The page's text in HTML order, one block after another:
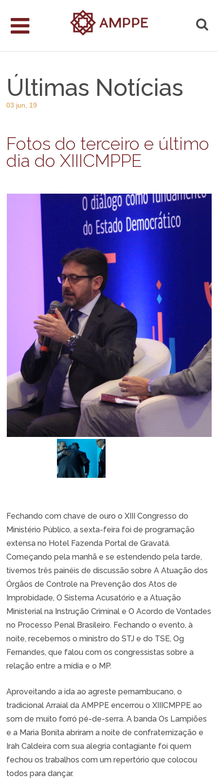
Últimas Notícias
03 jun, 19
Fotos do terceiro e último
dia do XIIICMPPE
Fechando com chave de ouro o XIII Congresso do
Ministério Público, a sexta-feira foi de programação
extensa no Hotel Fazenda Portal de Gravatá.
Começando pela manhã e se estendendo pela tarde,
tivemos três painéis de discussão sobre A Atuação dos
Órgãos de Controle na Prevenção dos Atos de
Improbidade, O Sistema Acusatório e a Atuação
Ministerial na Instrução Criminal e O Acordo de Vontades
no Processo Penal Brasileiro. Fechando o evento, à
noite, recebemos o ministro do STJ e do TSE, Og
Fernandes, que falou com os congressistas sobre a
relação entre a mídia e o MP.
Aproveitando a ida ao agreste pernambucano, o
tradicional Arraial da AMPPE encerrou o XIIICMPPE ao
som de muito forró pé-de-serra. A banda Os Lampiões
e a Maria Bonita abriram a noite de confraternização e
Irah Caldeira com sua alegria contagiante foi quem
fechou os trabalhos com um repertório que colocou
todos para dançar.